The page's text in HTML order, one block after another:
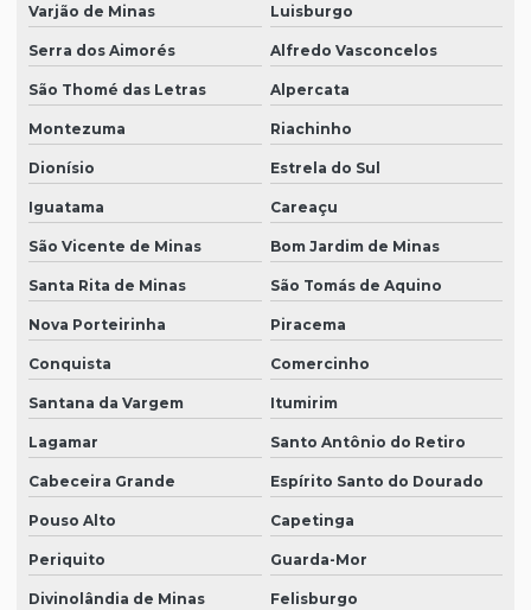
Varjão de Minas Luisburgo
Serra dos Aimorés Alfredo Vasconcelos
São Thomé das Letras Alpercata
Montezuma Riachinho
Dionísio Estrela do Sul
Iguatama Careaçu
São Vicente de Minas Bom Jardim de Minas
Santa Rita de Minas São Tomás de Aquino
Nova Porteirinha Piracema
Conquista Comercinho
Santana da Vargem Itumirim
Lagamar Santo Antônio do Retiro
Cabeceira Grande Espírito Santo do Dourado
Pouso Alto Capetinga
Periquito Guarda-Mor
Divinolândia de Minas Felisburgo